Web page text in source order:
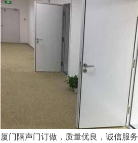
厦门隔声门订做，质量优良，诚信服务